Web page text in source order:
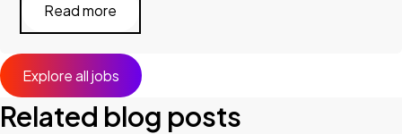
Read more
Explore all jobs
Related blog posts